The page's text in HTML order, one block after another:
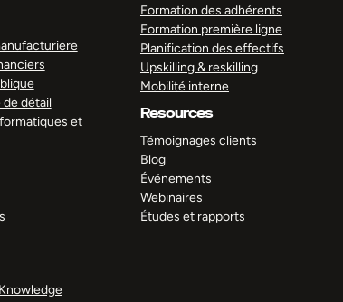
détail
et
Formation des adhérents
Formation première ligne
Planification des effectifs
Upskilling & reskilling
Mobilité interne
Resources
Témoignages clients
Blog
Événements
Webinaires
Études et rapports